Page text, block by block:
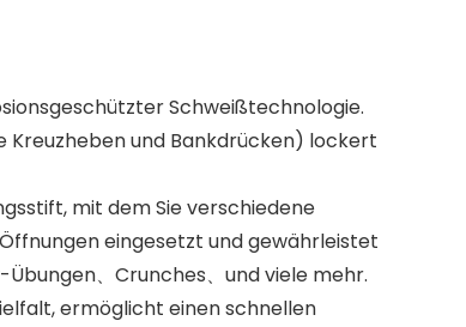
Schweißtechnologie.
Kreuzheben und Bankdrücken) lockert
mit dem Sie verschiedene
eingesetzt und gewährleistet
、Crunches、und viele mehr.
ermöglicht einen schnellen